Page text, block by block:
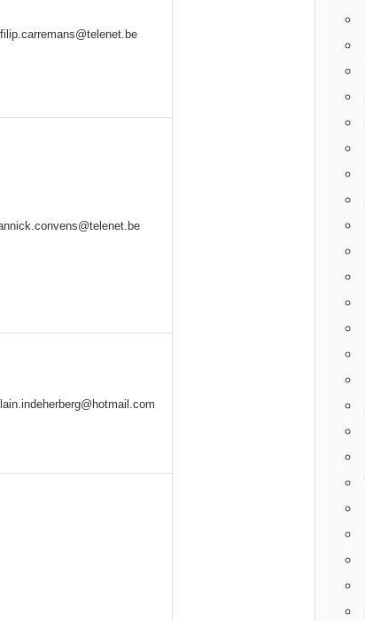
filip.carremans@telenet.be